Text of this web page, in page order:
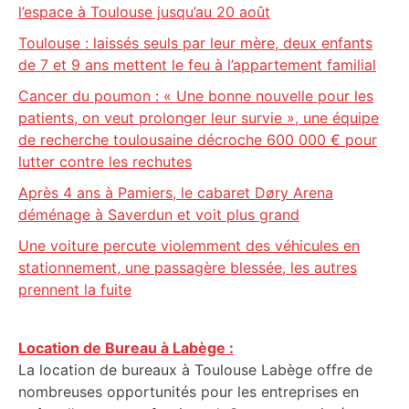
l’espace à Toulouse jusqu’au 20 août
Toulouse : laissés seuls par leur mère, deux enfants
de 7 et 9 ans mettent le feu à l’appartement familial
Cancer du poumon : « Une bonne nouvelle pour les
patients, on veut prolonger leur survie », une équipe
de recherche toulousaine décroche 600 000 € pour
lutter contre les rechutes
Après 4 ans à Pamiers, le cabaret Døry Arena
déménage à Saverdun et voit plus grand
Une voiture percute violemment des véhicules en
stationnement, une passagère blessée, les autres
prennent la fuite
Location de Bureau à Labège :
La location de bureaux à Toulouse Labège offre de
nombreuses opportunités pour les entreprises en